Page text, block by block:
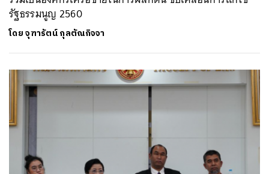
รัฐธรรมนูญ 2560
โดยจุฑารัตน์ กุลตัณกิจจา